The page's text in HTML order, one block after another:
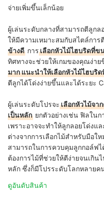
จ่ายเพิ่มขึ้นเล็กน้อย
ผู้เล่นระดับกลางที่สามารถตีลูกล
ให้มีความเหมาะสมกับสไตล์การ
ข้างดี การเลือกหัวไม้ไฮบริดที่ข
ทิศทางจะช่วยให้เกมของคุณง่า
มาก แนะนำให้เลือกหัวไม้ไฮบริ
ตีลูกได้โด่งง่ายขึ้นและได้ระยะ
ผู้เล่นระดับโปรจะเลือกหัวไม้จา
เป็นหลัก ยกตัวอย่างเช่น ฟิลใน
เพราะอาจจะทำให้ลูกลอยโด่งแ
ต่างจากการเลือกไม้สำหรับมือใ
สามารถในการควบคุมลูกกอล์ฟ
ต้องการไม้ที่ช่วยให้ตีง่ายจนเกิน
หลัก ซึ่งก็มีโปรระดับโลกหลายค
ดูอันดับสินค้า